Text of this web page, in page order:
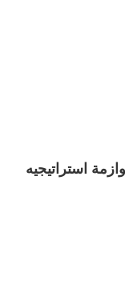
استراتيجيه